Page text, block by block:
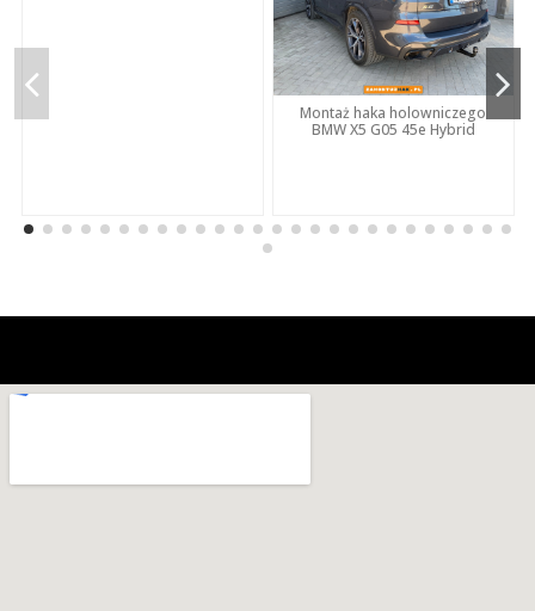
Montaż haka holowniczego
BMW X5 G05 45e Hybrid